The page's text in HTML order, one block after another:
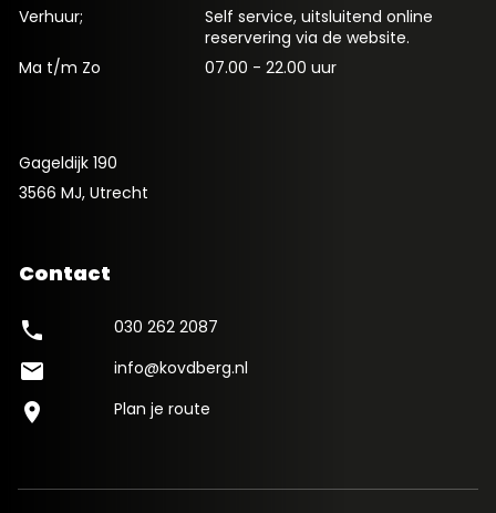
Verhuur;
Self service, uitsluitend online
reservering via de website.
Ma t/m Zo
07.00 - 22.00 uur
Gageldijk 190
3566 MJ, Utrecht
Contact
phone 030 262 2087
mail info@kovdberg.nl
location_on Plan je route